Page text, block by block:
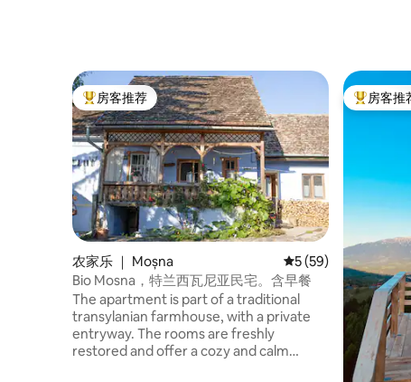
热门「房客推荐」
房客推荐
农家乐 ｜ Moșna 平均评分 5 分（满分
5 (59)
Bio Mosna，特兰西瓦尼亚民宅。含早餐
The apartment is part of a traditional
transylanian farmhouse, with a private
entryway. The rooms are freshly
restored and offer a cozy and calm
热门「房
房客推